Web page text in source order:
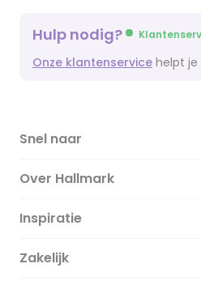
Hulp nodig?
Onze klantenservice helpt je
Snel naar
Over Hallmark
Over ons
Duurzaamheid
Inspiratie
Magazine
Zakelijk